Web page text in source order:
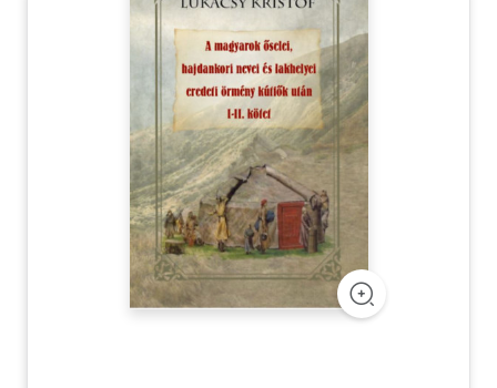
Szótár, nyelvkönyv
Tankönyv, segédkönyv
Társadalomtudomány
Természettudomány